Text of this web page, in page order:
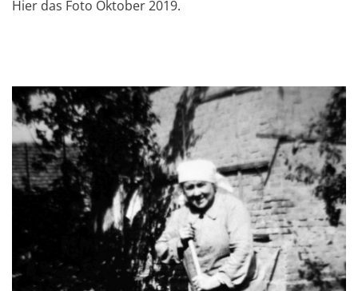
Hier das Foto Oktober 2019.